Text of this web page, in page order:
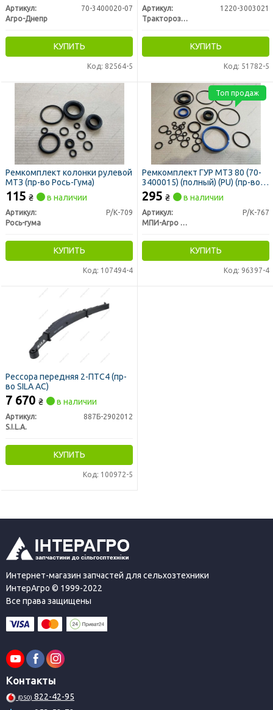
Артикул:
70-3400020-07
Агро-Днепр
КУПИТЬ
Код: 82564-5
Артикул:
1220-3003021
Тракторозапчасть г. Ромны
КУПИТЬ
Код: 51782-5
Ремкомплект колонки рулевой
МТЗ (пр-во Рось-Гума)
115 ₴ в наличии
Артикул:
Р/К-709
Рось-гума
КУПИТЬ
Код: 107494-4
Ремкомплект ГУР МТЗ 80 (70-
3400015) (полный) (PU) (пр-во
МПИ-Агро, г. Мелитополь)
295 ₴ в наличии
Артикул:
Р/К-767
МПИ-Агро ООО TM RINGROUP
КУПИТЬ
Код: 96397-4
Топ продаж
Рессора передняя 2-ПТС4 (пр-
во SILA AC)
7 670 ₴ в наличии
Артикул:
887Б-2902012
S.I.L.A.
КУПИТЬ
Код: 100972-5
Интернет-магазин запчастей для сельхозтехники
ИнтерАгро © 1999-2022
Все права защищены
Контакты
(050) 822-42-95